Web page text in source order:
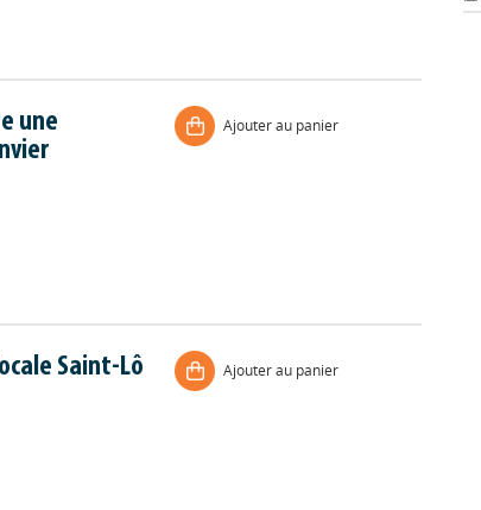
une
Ajouter au panier
Saint-Lô
Ajouter au panier